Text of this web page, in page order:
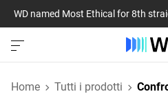
WD named Most Ethical for 8th
Home Tutti i prodotti